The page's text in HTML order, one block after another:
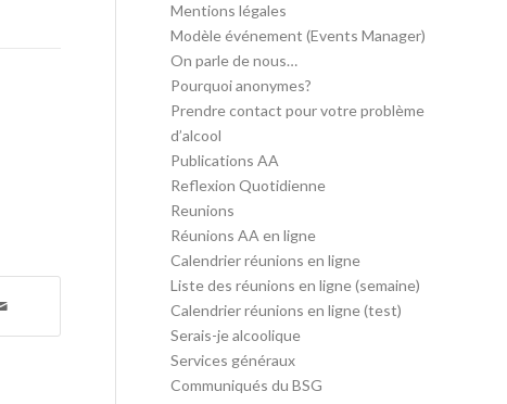
Mentions légales
Modèle événement (Events Manager)
On parle de nous…
Pourquoi anonymes?
Prendre contact pour votre problème
d’alcool
Publications AA
Reflexion Quotidienne
Reunions
Réunions AA en ligne
Calendrier réunions en ligne
Liste des réunions en ligne (semaine)
Calendrier réunions en ligne (test)
Serais-je alcoolique
Services généraux
Communiqués du BSG